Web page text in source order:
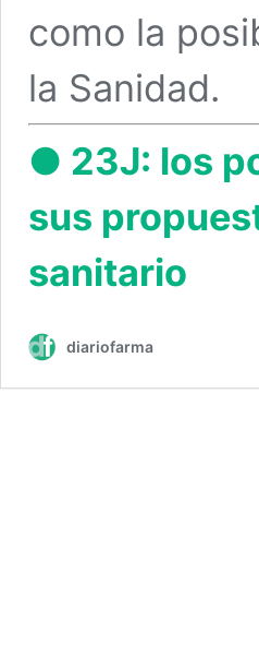
como la
la Sanidad.
● 23J: los
sus
sanitario
diariofarma